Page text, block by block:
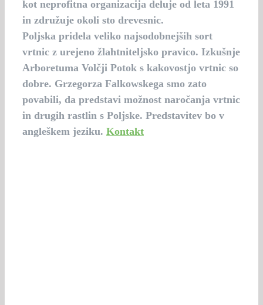
kot neprofitna organizacija deluje od leta 1991
in združuje okoli sto drevesnic.
Poljska pridela veliko najsodobnejših sort
vrtnic z urejeno žlahtniteljsko pravico. Izkušnje
Arboretuma Volčji Potok s kakovostjo vrtnic so
dobre. Grzegorza Falkowskega smo zato
povabili, da predstavi možnost naročanja vrtnic
in drugih rastlin s Poljske. Predstavitev bo v
angleškem jeziku. Kontakt